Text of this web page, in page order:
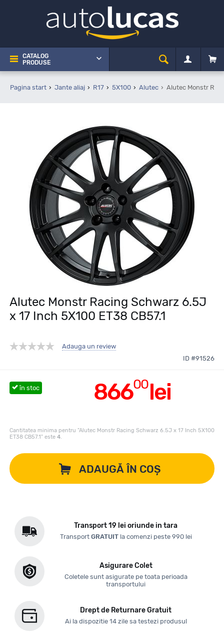
CATALOG
PRODUSE
Pagina start Jante aliaj R17 5X100 Alutec Alutec Monstr
Alutec Monstr Racing Schwarz 6.5J
x 17 Inch 5X100 ET38 CB57.1
Adauga un review
ID #91526
86600lei
în stoc
Cantitatea minima pentru "Alutec Monstr Racing Schwarz 6.5J x 17 Inch 5X100
ET38 CB57.1" este 4.
ADAUGĂ ÎN COȘ
Transport 19 lei oriunde in tara
Transport GRATUITla comenzi peste 990 lei
Asigurare Colet
Coletele sunt asigurate pe toata perioada
transportului
Drept de Returnare Gratuit
Ai la dispozitie 14 zile sa testezi produsul